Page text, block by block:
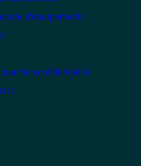
d'équipements
de confidentialité